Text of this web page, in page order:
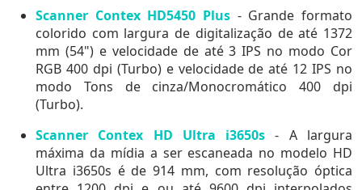
Scanner Contex HD5450 Plus - Grande formato
colorido com largura de digitalização de até 1372
mm (54") e velocidade de até 3 IPS no modo Cor
RGB 400 dpi (Turbo) e velocidade de até 12 IPS no
modo Tons de cinza/Monocromático 400 dpi
(Turbo).
Scanner Contex HD Ultra i3650s - A largura
máxima da mídia a ser escaneada no modelo HD
Ultra i3650s é de 914 mm, com resolução óptica